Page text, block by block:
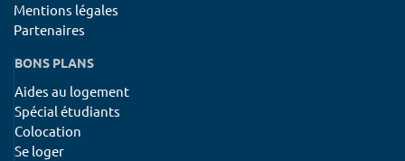
Mentions légales
Partenaires
BONS PLANS
Aides au logement
Spécial étudiants
Colocation
Se loger